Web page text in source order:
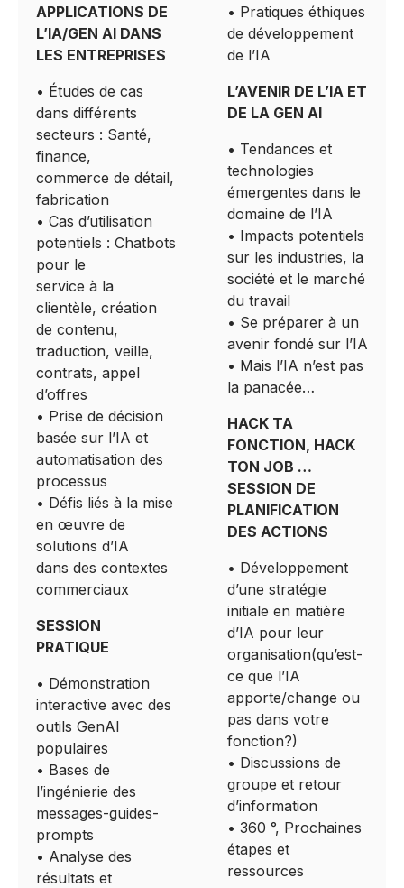
APPLICATIONS DE
L’IA/GEN AI DANS
LES ENTREPRISES
• Études de cas
dans différents
secteurs : Santé,
finance,
commerce de détail,
fabrication
• Cas d’utilisation
potentiels : Chatbots
pour le
service à la
clientèle, création
de contenu,
traduction, veille,
contrats, appel
d’offres
• Prise de décision
basée sur l’IA et
automatisation des
processus
• Défis liés à la mise
en œuvre de
solutions d’IA
dans des contextes
commerciaux
SESSION
PRATIQUE
• Démonstration
interactive avec des
outils GenAI
populaires
• Bases de
l’ingénierie des
messages-guides-
prompts
• Analyse des
résultats et
• Pratiques éthiques
de développement
de l’IA
L’AVENIR DE L’IA ET
DE LA GEN AI
• Tendances et
technologies
émergentes dans le
domaine de l’IA
• Impacts potentiels
sur les industries, la
société et le marché
du travail
• Se préparer à un
avenir fondé sur l’IA
• Mais l’IA n’est pas
la panacée…
HACK TA
FONCTION, HACK
TON JOB …
SESSION DE
PLANIFICATION
DES ACTIONS
• Développement
d’une stratégie
initiale en matière
d’IA pour leur
organisation(qu’est-
ce que l’IA
apporte/change ou
pas dans votre
fonction?)
• Discussions de
groupe et retour
d’information
• 360 °, Prochaines
étapes et
ressources